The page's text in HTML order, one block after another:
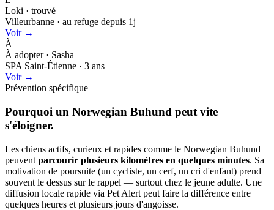
Loki · trouvé
Villeurbanne · au refuge depuis 1j
Voir →
À
À adopter · Sasha
SPA Saint-Étienne · 3 ans
Voir →
Prévention spécifique
Pourquoi un Norwegian Buhund peut vite
s'éloigner.
Les chiens actifs, curieux et rapides comme le Norwegian Buhund
peuvent parcourir plusieurs kilomètres en quelques minutes. Sa
motivation de poursuite (un cycliste, un cerf, un cri d'enfant) prend
souvent le dessus sur le rappel — surtout chez le jeune adulte. Une
diffusion locale rapide via Pet Alert peut faire la différence entre
quelques heures et plusieurs jours d'angoisse.